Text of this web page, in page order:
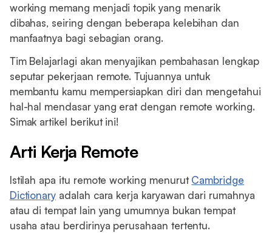
working memang menjadi topik yang menarik
dibahas, seiring dengan beberapa kelebihan dan
manfaatnya bagi sebagian orang.
Tim Belajarlagi akan menyajikan pembahasan lengkap
seputar pekerjaan remote. Tujuannya untuk
membantu kamu mempersiapkan diri dan mengetahui
hal-hal mendasar yang erat dengan remote working.
Simak artikel berikut ini!
Arti Kerja Remote
Istilah apa itu remote working menurutCambridge
Dictionary adalah cara kerja karyawan dari rumahnya
atau di tempat lain yang umumnya bukan tempat
usaha atau berdirinya perusahaan tertentu.